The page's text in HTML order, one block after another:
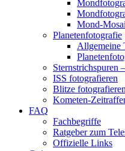
Mond-
Planetenfotografie
Allgemeine
Sternstrichspuren
ISS fotografieren
Blitze fotografieren
Kometen-
FAQ
Fachbegriffe
Ratgeber zum
Offizielle Links